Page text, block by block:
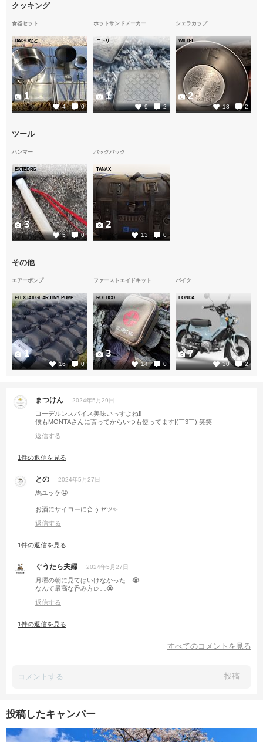
クッキング
食器セット
DAISOなど
4 0
1
ホットサンドメーカー
ニトリ
9 2
1
シェラカップ
WILD-1
18 2
2
ツール
ハンマー
EXTEDRG
5 0
3
バックパック
TANAX
13 0
2
その他
エアーポンプ
FLEXTAILGEAR TINY PUMP
16 0
1
ファーストエイドキット
ROTHCO
14 0
3
バイク
HONDA
30 2
7
まつけん 2024年5月29日
ヨーデルンスパイス美味いっすよね‼️
僕もMONTAさんに貰ってからいつも使ってます|(￣3￣)|笑笑
返信する
1件の返信を見る
との 2024年5月27日
馬ユッケ🤤
お酒にサイコーに合うヤツ✨
返信する
1件の返信を見る
ぐうたら夫婦 2024年5月27日
月曜の朝に見てはいけなかった…😭
なんて最高な呑み方🍺…😭
返信する
1件の返信を見る
すべてのコメントを見る
投稿
投稿したキャンパー